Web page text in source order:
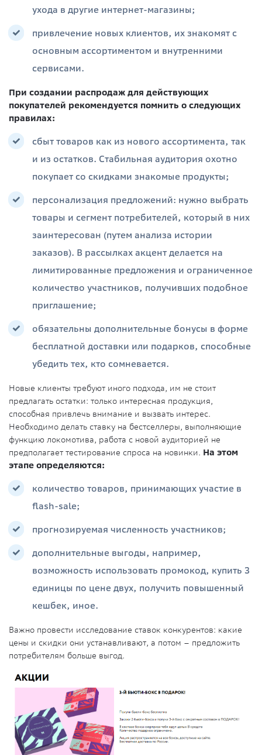
ухода в другие интернет-магазины;
привлечение новых клиентов, их знакомят с
основным ассортиментом и внутренними
сервисами.
При создании распродаж для действующих
покупателей рекомендуется помнить о следующих
правилах:
сбыт товаров как из нового ассортимента, так
и из остатков. Стабильная аудитория охотно
покупает со скидками знакомые продукты;
персонализация предложений: нужно выбрать
товары и сегмент потребителей, который в них
заинтересован (путем анализа истории
заказов). В рассылках акцент делается на
лимитированные предложения и ограниченное
количество участников, получивших подобное
приглашение;
обязательны дополнительные бонусы в форме
бесплатной доставки или подарков, способные
убедить тех, кто сомневается.
Новые клиенты требуют иного подхода, им не стоит
предлагать остатки: только интересная продукция,
способная привлечь внимание и вызвать интерес.
Необходимо делать ставку на бестселлеры, выполняющие
функцию локомотива, работа с новой аудиторией не
предполагает тестирование спроса на новинки. На этом
этапе определяются:
количество товаров, принимающих участие в
flash-sale;
прогнозируемая численность участников;
дополнительные выгоды, например,
возможность использовать промокод, купить 3
единицы по цене двух, получить повышенный
кешбек, иное.
Важно провести исследование ставок конкурентов: какие
цены и скидки они устанавливают, а потом – предложить
потребителям больше выгод.